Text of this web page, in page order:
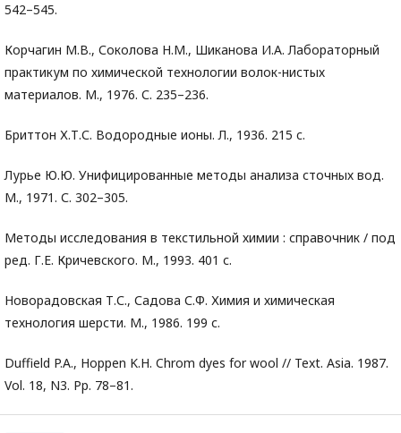
542–545.
Корчагин М.В., Соколова Н.М., Шиканова И.А. Лабораторный
практикум по химической технологии волок-нистых
материалов. М., 1976. С. 235–236.
Бриттон Х.Т.С. Водородные ионы. Л., 1936. 215 c.
Лурье Ю.Ю. Унифицированные методы анализа сточных вод.
М., 1971. С. 302–305.
Методы исследования в текстильной химии : справочник / под
ред. Г.Е. Кричевского. М., 1993. 401 с.
Новорадовская Т.С., Садова С.Ф. Химия и химическая
технология шерсти. М., 1986. 199 с.
Duffield P.A., Hoppen K.H. Chrom dyes for wool // Text. Asia. 1987.
Vol. 18, N3. Рp. 78–81.